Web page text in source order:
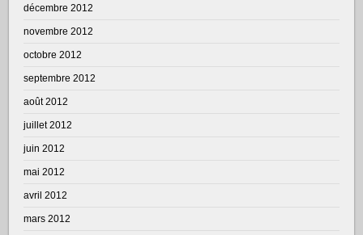
décembre 2012
novembre 2012
octobre 2012
septembre 2012
août 2012
juillet 2012
juin 2012
mai 2012
avril 2012
mars 2012